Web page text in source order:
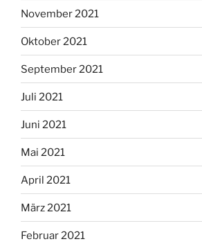
November 2021
Oktober 2021
September 2021
Juli 2021
Juni 2021
Mai 2021
April 2021
März 2021
Februar 2021